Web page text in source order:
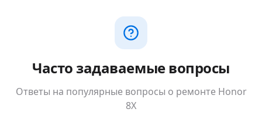
Часто задаваемые вопросы
Ответы на популярные вопросы о ремонте Honor
8X